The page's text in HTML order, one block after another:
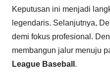
Keputusan ini menjadi
legendaris. Selanjutnya,
demi fokus profesional.
membangun jalur menuju
League Baseball .